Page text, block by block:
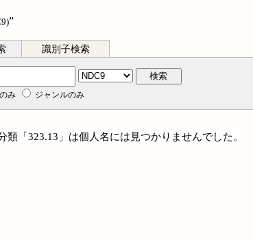
”
識別子検索
検索
み ジャンルのみ
類「323.13」は個人名には見つかりませんでした。